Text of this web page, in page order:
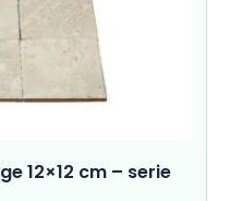
12×12 cm – serie